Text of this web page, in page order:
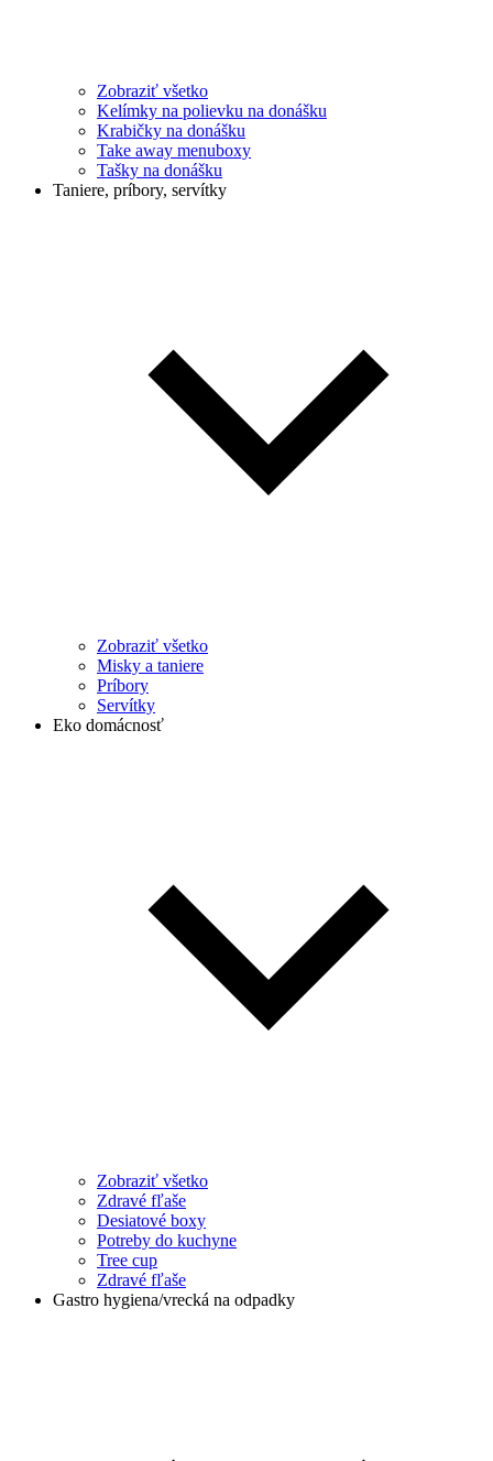
Zobraziť všetko
Kelímky na polievku na donášku
Krabičky na donášku
Take away menuboxy
Tašky na donášku
Taniere, príbory, servítky
Zobraziť všetko
Misky a taniere
Príbory
Servítky
Eko domácnosť
Zobraziť všetko
Zdravé fľaše
Desiatové boxy
Potreby do kuchyne
Tree cup
Zdravé fľaše
Gastro hygiena/vrecká na odpadky